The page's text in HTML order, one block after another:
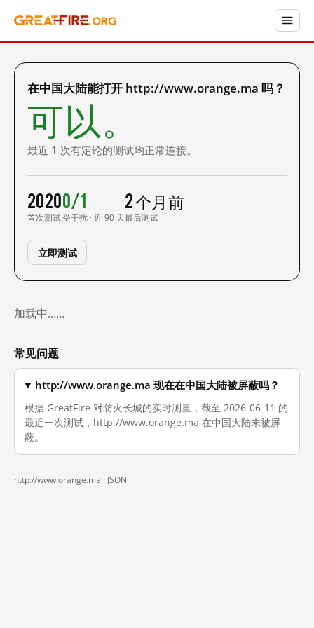
在中国大陆能打开 http://www.orange.ma 吗？
可以。
最近 1 次有定论的测试均正常连接。
2020
首次测试
0/1
受干扰 · 近 90 天
2 个月前
最后测试
立即测试
加载中……
常见问题
http://www.orange.ma 现在在中国大陆被屏蔽吗？
根据 GreatFire 对防火长城的实时测量，截至 2026-06-11 的
最近一次测试，http://www.orange.ma 在中国大陆未被屏
蔽。
http://www.orange.ma · JSON